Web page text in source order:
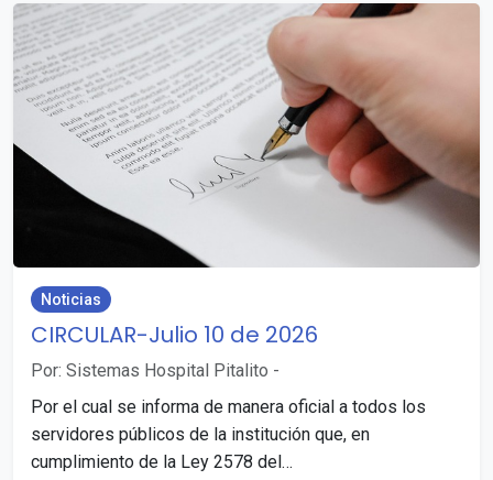
Noticias
CIRCULAR-Julio 10 de 2026
Por: Sistemas Hospital Pitalito -
Por el cual se informa de manera oficial a todos los
servidores públicos de la institución que, en
cumplimiento de la Ley 2578 del…